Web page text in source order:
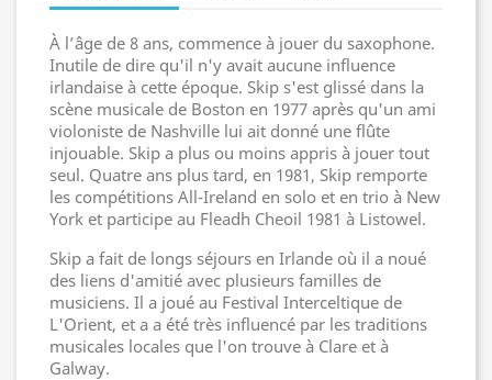
À l’âge de 8 ans, commence à jouer du saxophone.
Inutile de dire qu'il n'y avait aucune influence
irlandaise à cette époque. Skip s'est glissé dans la
scène musicale de Boston en 1977 après qu'un ami
violoniste de Nashville lui ait donné une flûte
injouable. Skip a plus ou moins appris à jouer tout
seul. Quatre ans plus tard, en 1981, Skip remporte
les compétitions All-Ireland en solo et en trio à New
York et participe au Fleadh Cheoil 1981 à Listowel.
Skip a fait de longs séjours en Irlande où il a noué
des liens d'amitié avec plusieurs familles de
musiciens. Il a joué au Festival Interceltique de
L'Orient, et a a été très influencé par les traditions
musicales locales que l'on trouve à Clare et à
Galway.